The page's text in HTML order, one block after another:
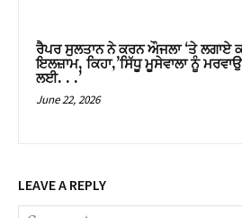
ਰੈਪਰ ਸੁਲਤਾਨ ਨੇ ਕਰਨ ਔਜਲਾ ‘ਤੇ ਲਗਾਏ
ਇਲਜ਼ਾਮ, ਕਿਹਾ,’ਸਿੱਧੂ ਮੂਸੇਵਾਲਾ ਨੂੰ
ਲਈ. . .’
June 22, 2026
LEAVE A REPLY